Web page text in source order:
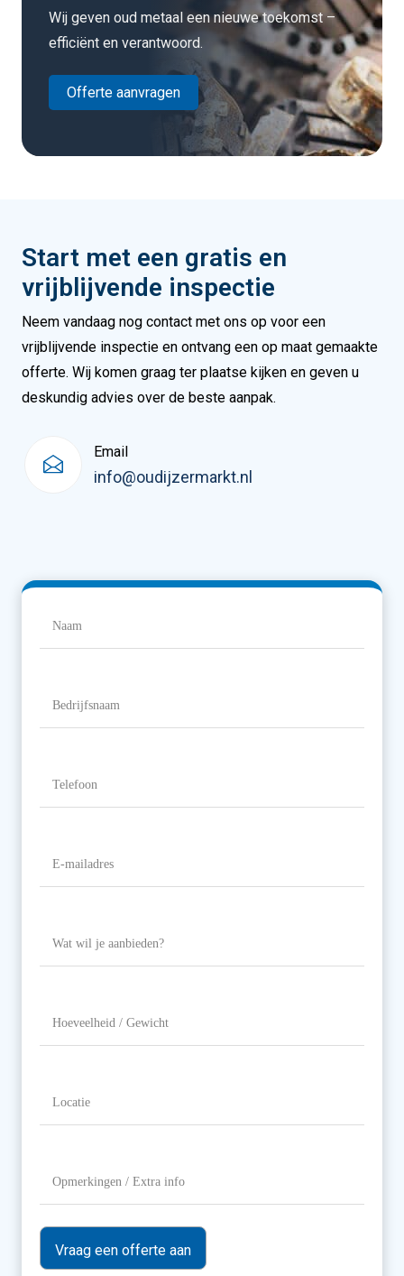
Wij geven oud metaal een nieuwe toekomst –
efficiënt en verantwoord.
Offerte aanvragen
Start met een gratis en
vrijblijvende inspectie
Neem vandaag nog contact met ons op voor een
vrijblijvende inspectie en ontvang een op maat gemaakte
offerte. Wij komen graag ter plaatse kijken en geven u
deskundig advies over de beste aanpak.
Email
info@oudijzermarkt.nl
Extra
info